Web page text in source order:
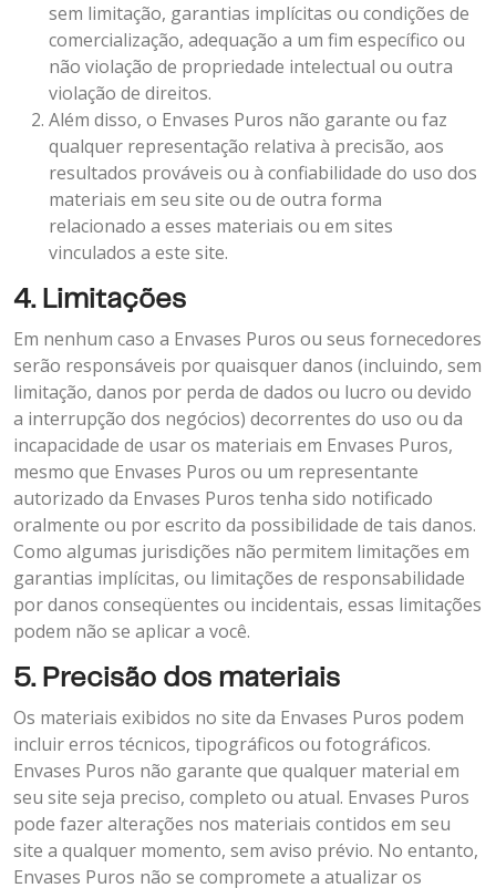
sem limitação, garantias implícitas ou condições de
comercialização, adequação a um fim específico ou
não violação de propriedade intelectual ou outra
violação de direitos.
Além disso, o Envases Puros não garante ou faz
qualquer representação relativa à precisão, aos
resultados prováveis ou à confiabilidade do uso dos
materiais em seu site ou de outra forma
relacionado a esses materiais ou em sites
vinculados a este site.
4. Limitações
Em nenhum caso a Envases Puros ou seus fornecedores
serão responsáveis por quaisquer danos (incluindo, sem
limitação, danos por perda de dados ou lucro ou devido
a interrupção dos negócios) decorrentes do uso ou da
incapacidade de usar os materiais em Envases Puros,
mesmo que Envases Puros ou um representante
autorizado da Envases Puros tenha sido notificado
oralmente ou por escrito da possibilidade de tais danos.
Como algumas jurisdições não permitem limitações em
garantias implícitas, ou limitações de responsabilidade
por danos conseqüentes ou incidentais, essas limitações
podem não se aplicar a você.
5. Precisão dos materiais
Os materiais exibidos no site da Envases Puros podem
incluir erros técnicos, tipográficos ou fotográficos.
Envases Puros não garante que qualquer material em
seu site seja preciso, completo ou atual. Envases Puros
pode fazer alterações nos materiais contidos em seu
site a qualquer momento, sem aviso prévio. No entanto,
Envases Puros não se compromete a atualizar os